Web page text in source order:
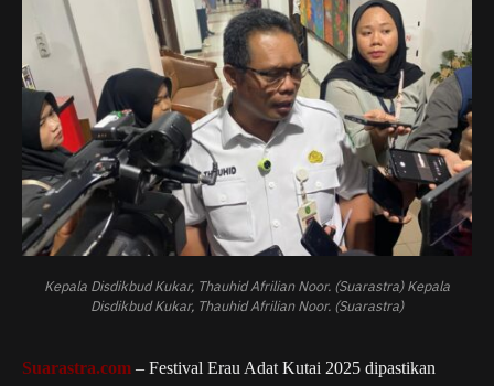
Kepala Disdikbud Kukar, Thauhid Afrilian Noor. (Suarastra) Kepala
Disdikbud Kukar, Thauhid Afrilian Noor. (Suarastra)
Suarastra.com – Festival Erau Adat Kutai 2025 dipastikan